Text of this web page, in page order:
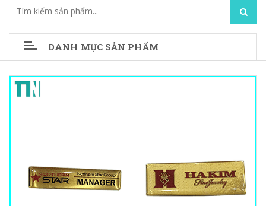
DANH MỤC SẢN PHẨM